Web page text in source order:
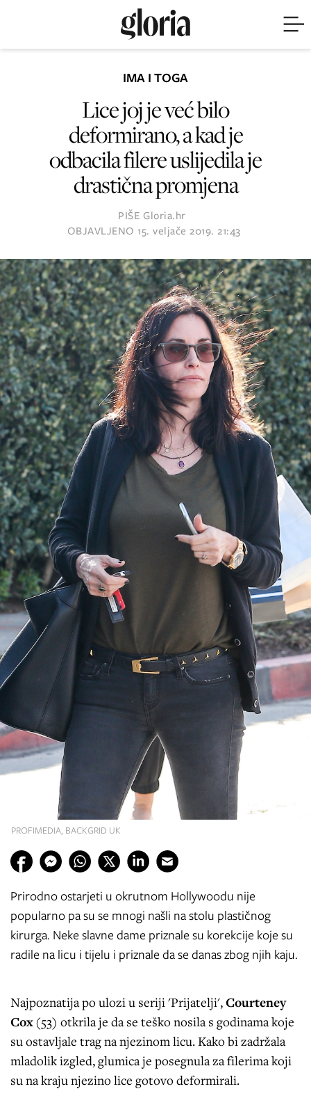
PROFIMEDIA, BACKGRID UK
IMA I TOGA
Lice joj je već bilo
deformirano, a kad je
odbacila filere uslijedila je
drastična promjena
PIŠE Gloria.hr
OBJAVLJENO 15. veljače 2019. 21:43
Prirodno ostarjeti u okrutnom Hollywoodu nije
popularno pa su se mnogi našli na stolu plastičnog
kirurga. Neke slavne dame priznale su korekcije koje su
radile na licu i tijelu i priznale da se danas zbog njih kaju.
Najpoznatija po ulozi u seriji 'Prijatelji',Courteney
Cox(53) otkrila je da se teško nosila s godinama koje
su ostavljale trag na njezinom licu. Kako bi zadržala
mladolik izgled, glumica je posegnula za filerima koji
su na kraju njezino lice gotovo deformirali.